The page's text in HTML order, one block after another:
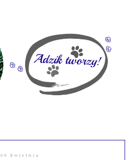
06 kwietnia